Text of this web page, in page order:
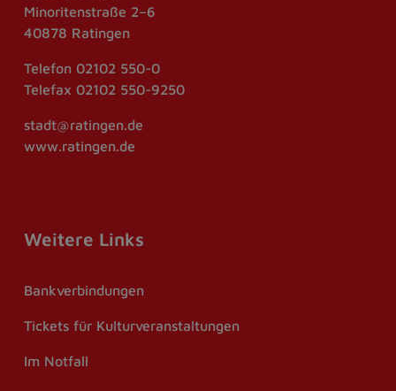
Minoritenstraße 2–6
40878 Ratingen
Telefon 02102 550-0
Telefax 02102 550-9250
stadt@ratingen.de
www.ratingen.de
Weitere Links
Bankverbindungen
Tickets für Kulturveranstaltungen
Im Notfall